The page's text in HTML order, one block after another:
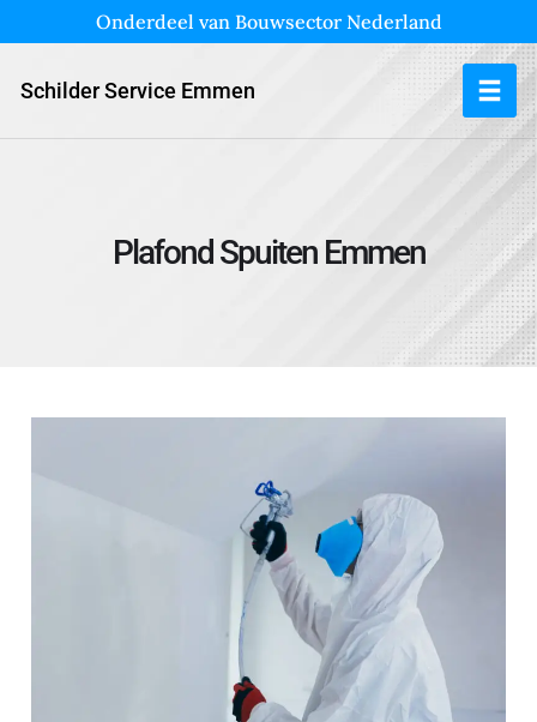
Onderdeel van Bouwsector Nederland
Schilder Service Emmen
Plafond Spuiten Emmen